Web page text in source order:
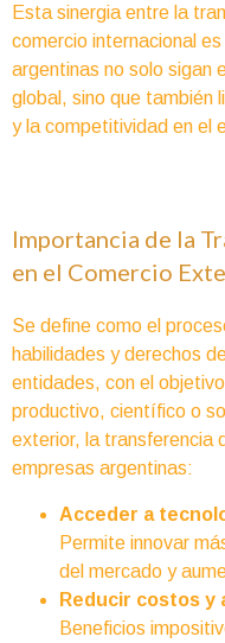
Esta sinergia entre la
comercio internacional
argentinas no solo sigan
global, sino que también
y la competitividad en el
Importancia de la
en el Comercio
Se define como el
habilidades y derechos
entidades, con el
productivo, científico o
exterior, la transferencia
empresas argentinas:
Acceder a
Permite innovar
del mercado y
Reducir costos y
Beneficios